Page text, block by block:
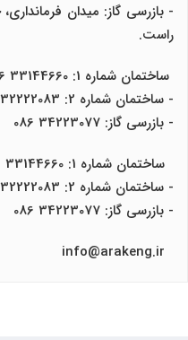
- بازرسی گاز: میدان
راست.
ساختمان شماره 1: 33144660 086.
- ساختمان شماره 2: 32222083 086
- بازرسی گاز: 34223077 086
ساختمان شماره 1: 33144660 086.
- ساختمان شماره 2: 32222083 086
- بازرسی گاز: 34223077 086